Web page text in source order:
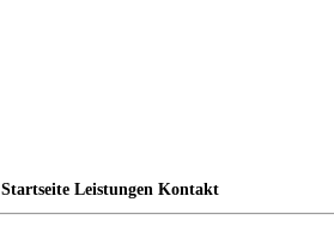
Startseite Leistungen Kontakt